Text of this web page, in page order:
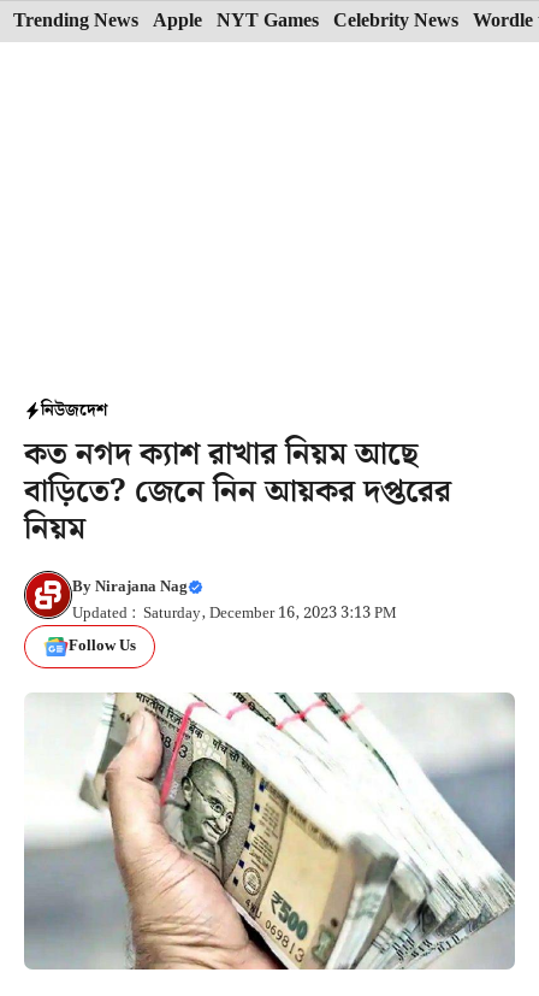
Skip
to
Trending News Apple NYT Games Celebrity News Wordle
নিউজদেশ
কত নগদ ক্যাশ রাখার নিয়ম আছে
বাড়িতে? জেনে নিন আয়কর দপ্তরের
নিয়ম
ByNirajana Nag
Updated : Saturday, December 16, 2023 3:13 PM
Follow Us